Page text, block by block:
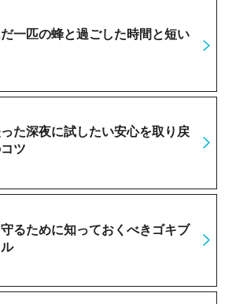
一匹の蜂と過ごした時間と短い
た深夜に試したい安心を取り戻
ツ
るために知っておくべきゴキブ